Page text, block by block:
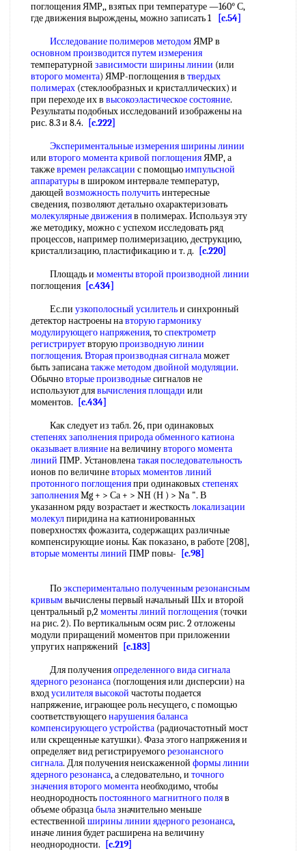
поглощения ЯМР,, взятых при температуре —160° С,
где движения вырождены, можно записать 1
[c.54]
Исследование полимеров методомЯМР в
основном производитсяпутем измерения
температурной зависимости ширины линии (или
второго момента) ЯМР-поглощения в твердых
полимерах (стеклообразных и кристаллических) и
при переходе их в высокоэластическое состояние.
Результаты подобных исследований изображены на
рис. 8.3 и 8.4.
[c.222]
Экспериментальные измеренияширины линии
или второго моментакривой поглощенияЯМР, а
такжевремен релаксации с помощьюимпульсной
аппаратурыв широком интервале температур,
дающей возможность получитьинтересные
сведения, позволяют детально охарактеризовать
молекулярные движенияв полимерах. Используя эту
же методику, можно с успехом исследовать ряд
процессов, например полимеризацию, деструкцию,
кристаллизацию, пластификацию и т. д.
[c.220]
Площадь и моменты второй производной линии
поглощения [c.434]
Ес.пи узкополосный усилительи синхронный
детектор настроены навторую гармонику
модулирующего напряжения, тоспектрометр
регистрируетвторуюпроизводную линии
поглощения. Вторая производная сигналаможет
быть записанатакже методомдвойной модуляции.
Обычновторые производныесигналов не
используют длявычисления площади или
моментов.
[c.434]
Как следует из табл. 26, при одинаковых
степенях заполненияприрода обменного катиона
оказывает влияниена величинувторого момента
линий ПМР. Установленатакая последовательность
ионов по величиневторых моментов линий
протонного поглощенияпри одинаковыхстепенях
заполненияMg + > Са + > NH (Н ) > Na ". В
указанном ряду возрастает и жесткостьлокализации
молекулпиридина на катионированных
поверхностях фожазита, содержащих различные
компенсирующие ионы. Как показано, в работе [208],
вторые моменты линий ПМР повы- [c.98]
Поэкспериментально полученнымрезонансным
кривымвычислены первый начальный Шх и второй
центральный р,2моменты линий поглощения (точки
на рис. 2). По вертикальным осям рис. 2 отложены
модули приращений моментов при приложении
упругих напряжений
[c.183]
Для полученияопределенного вида сигнала
ядерного резонанса (поглощения или дисперсии) на
входусилителя высокой частоты подается
напряжение, играющее роль несущего, с помощью
соответствующегонарушения баланса
компенсирующего устройства (радиочастотный мост
или скрещенные катушки). Фаза этого напряжения и
определяет вид регистрируемогорезонансного
сигнала. Для получения неискаженной формы линии
ядерного резонанса, а следовательно, и точного
значениявторого моментанеобходимо, чтобы
неоднородностьпостоянного магнитного поляв
объеме образцабылазначительно меньше
естественной ширины линии ядерного резонанса,
иначе линия будет расширена на величину
неоднородности.
[c.219]